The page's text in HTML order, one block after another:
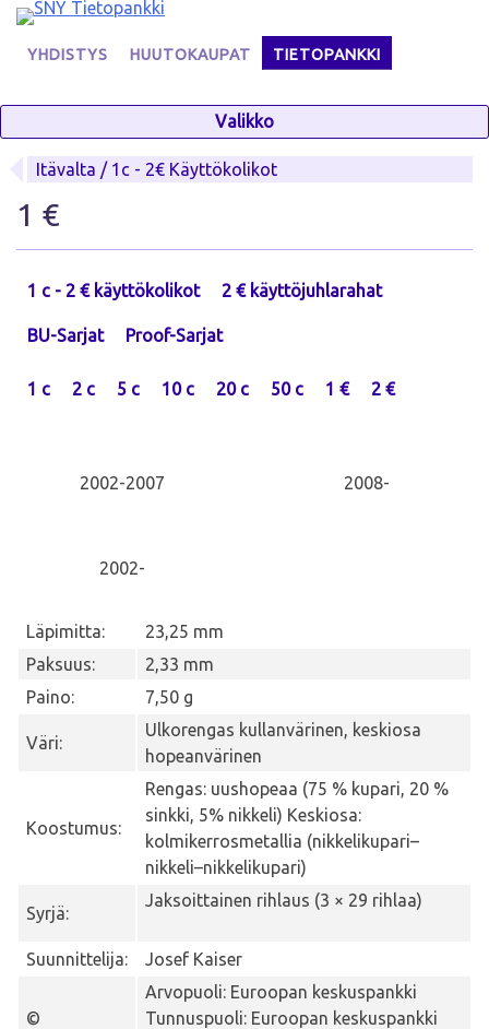
Skip
contentYHDISTYS HUUTOKAUPAT TIETOPANKKI
Valikko
Itävalta / 1c - 2€ Käyttökolikot
1 €
1 c - 2 € käyttökolikot 2 € käyttöjuhlarahat
BU-Sarjat Proof-Sarjat
1 c 2 c 5 c 10 c 20 c 50 c 1 € 2 €
2002-2007 2008-
Läpimitta:
23,25 mm
Paksuus:
2,33 mm
Paino:
7,50 g
Väri:
Ulkorengas kullanvärinen, keskiosa
hopeanvärinen
Koostumus:
Rengas: uushopeaa (75 % kupari, 20 %
sinkki, 5% nikkeli) Keskiosa:
kolmikerrosmetallia (nikkelikupari–
nikkeli–nikkelikupari)
Syrjä:
Jaksoittainen rihlaus (3 × 29 rihlaa)
Suunnittelija: Josef Kaiser
©
Arvopuoli: Euroopan keskuspankki
Tunnuspuoli: Euroopan keskuspankki
2002-